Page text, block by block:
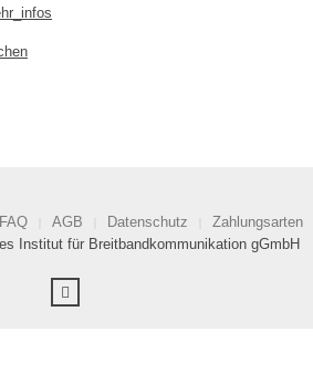
FAQ AGB Datenschutz
Zahlungsarten
Institut für Breitbandkommunikation gGmbH